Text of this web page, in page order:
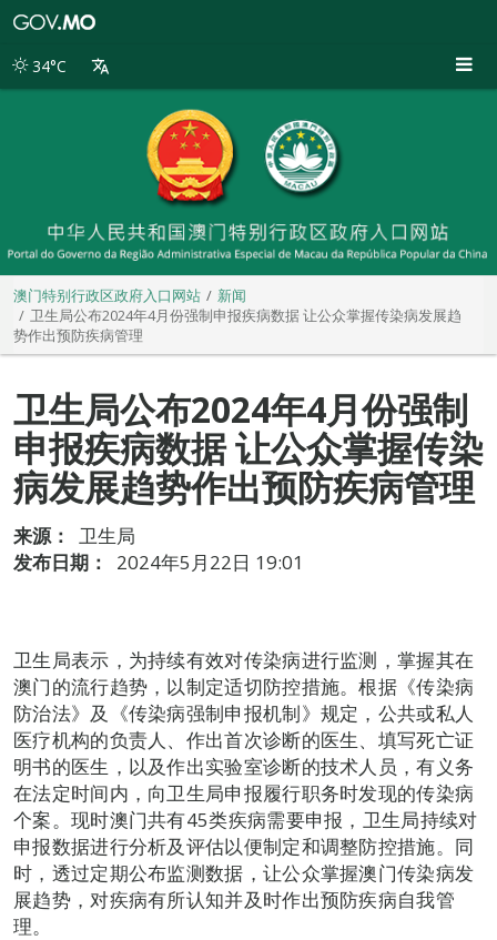
别
34°C
澳门特别行政区政府入口网站
新闻
卫生局公布2024年4月份强制申报疾病数据 让公众掌握传染病发展趋
势作出预防疾病管理
卫生局公布2024年4月份强制
申报疾病数据 让公众掌握传染
病发展趋势作出预防疾病管理
来源：
卫生局
发布日期：
2024年5月22日 19:01
卫生局表示，为持续有效对传染病进行监测，掌握其在
澳门的流行趋势，以制定适切防控措施。根据《传染病
防治法》及《传染病强制申报机制》规定，公共或私人
医疗机构的负责人、作出首次诊断的医生、填写死亡证
明书的医生，以及作出实验室诊断的技术人员，有义务
在法定时间内，向卫生局申报履行职务时发现的传染病
个案。现时澳门共有45类疾病需要申报，卫生局持续对
申报数据进行分析及评估以便制定和调整防控措施。同
时，透过定期公布监测数据，让公众掌握澳门传染病发
展趋势，对疾病有所认知并及时作出预防疾病自我管
理。